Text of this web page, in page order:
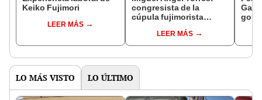
Keiko Fujimori
LEER MÁS
congresista de la
cúpula fujimorista
del SenadoLEER MÁS
LO MÁS VISTO LO ÚLTIMO